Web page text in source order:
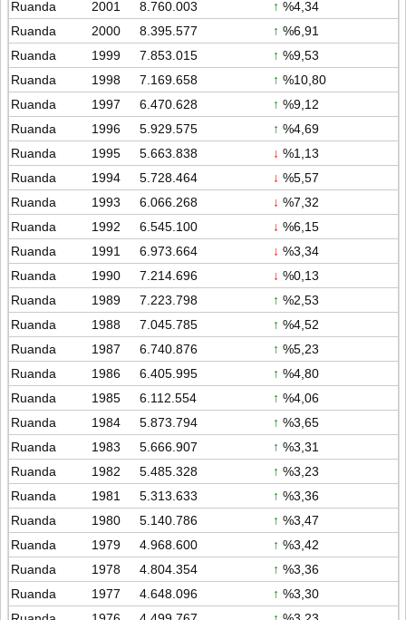
Ruanda
2001 8.760.003 ↑ %4,34
Ruanda
2000 8.395.577 ↑ %6,91
Ruanda
1999 7.853.015 ↑ %9,53
Ruanda
1998 7.169.658 ↑ %10,80
Ruanda
1997 6.470.628 ↑ %9,12
Ruanda
1996 5.929.575 ↑ %4,69
Ruanda
1995 5.663.838 ↓ %1,13
Ruanda
1994 5.728.464 ↓ %5,57
Ruanda
1993 6.066.268 ↓ %7,32
Ruanda
1992 6.545.100 ↓ %6,15
Ruanda
1991 6.973.664 ↓ %3,34
Ruanda
1990 7.214.696 ↓ %0,13
Ruanda
1989 7.223.798 ↑ %2,53
Ruanda
1988 7.045.785 ↑ %4,52
Ruanda
1987 6.740.876 ↑ %5,23
Ruanda
1986 6.405.995 ↑ %4,80
Ruanda
1985 6.112.554 ↑ %4,06
Ruanda
1984 5.873.794 ↑ %3,65
Ruanda
1983 5.666.907 ↑ %3,31
Ruanda
1982 5.485.328 ↑ %3,23
Ruanda
1981 5.313.633 ↑ %3,36
Ruanda
1980 5.140.786 ↑ %3,47
Ruanda
1979 4.968.600 ↑ %3,42
Ruanda
1978 4.804.354 ↑ %3,36
Ruanda
1977 4.648.096 ↑ %3,30